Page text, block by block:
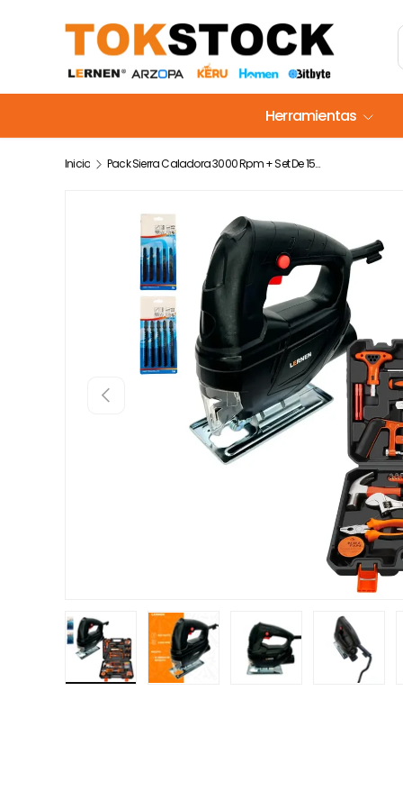
Ir al contenido
Herramientas
Inicio Pack Sierra Caladora 3000 Rpm + Set De 150 Herramientas
Anterior